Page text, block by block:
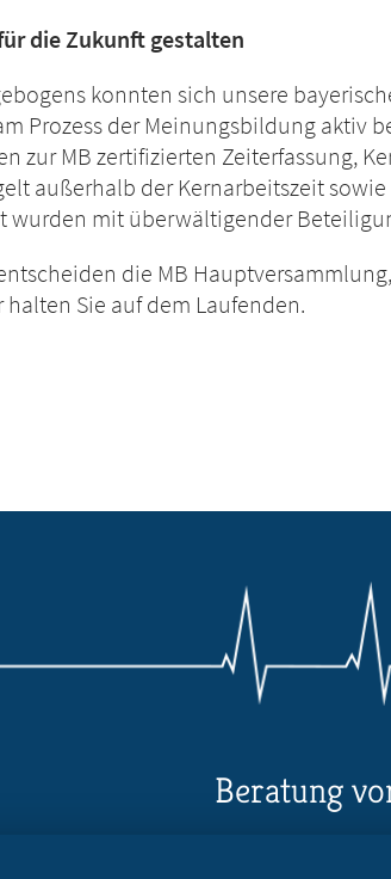
die Zukunft gestalten
konnten sich unsere
Prozess der Meinungsbildung aktiv
zur MB zertifizierten Zeiterfassung,
außerhalb der Kernarbeitszeit
wurden mit überwältigender
die MB
Sie auf dem Laufenden.
Beratung